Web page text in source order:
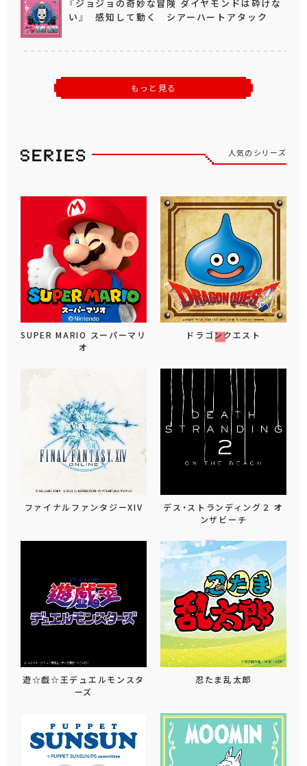
『ジョジョの奇妙な冒険 ダイヤモンドは砕けな
い』 感知して動く シアーハートアタック
もっと見る
人気のシリーズ
SUPER MARIO スーパーマリ
オ
ドラゴンクエスト
ファイナルファンタジーXIV
デス・ストランディング２ オ
ンザビーチ
遊☆戯☆王デュエルモンスタ
ーズ
忍たま乱太郎